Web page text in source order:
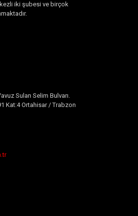
iki şubesi ve birçok
Sulan Selim Bulvarı.
Kat:4 Ortahisar / Trabzon